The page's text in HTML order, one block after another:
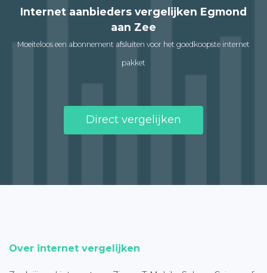
Internet aanbieders vergelijken Egmond
aan Zee
Moeiteloos een abonnement afsluiten voor het goedkoopste internet
pakket
Direct vergelijken
Over internet vergelijken